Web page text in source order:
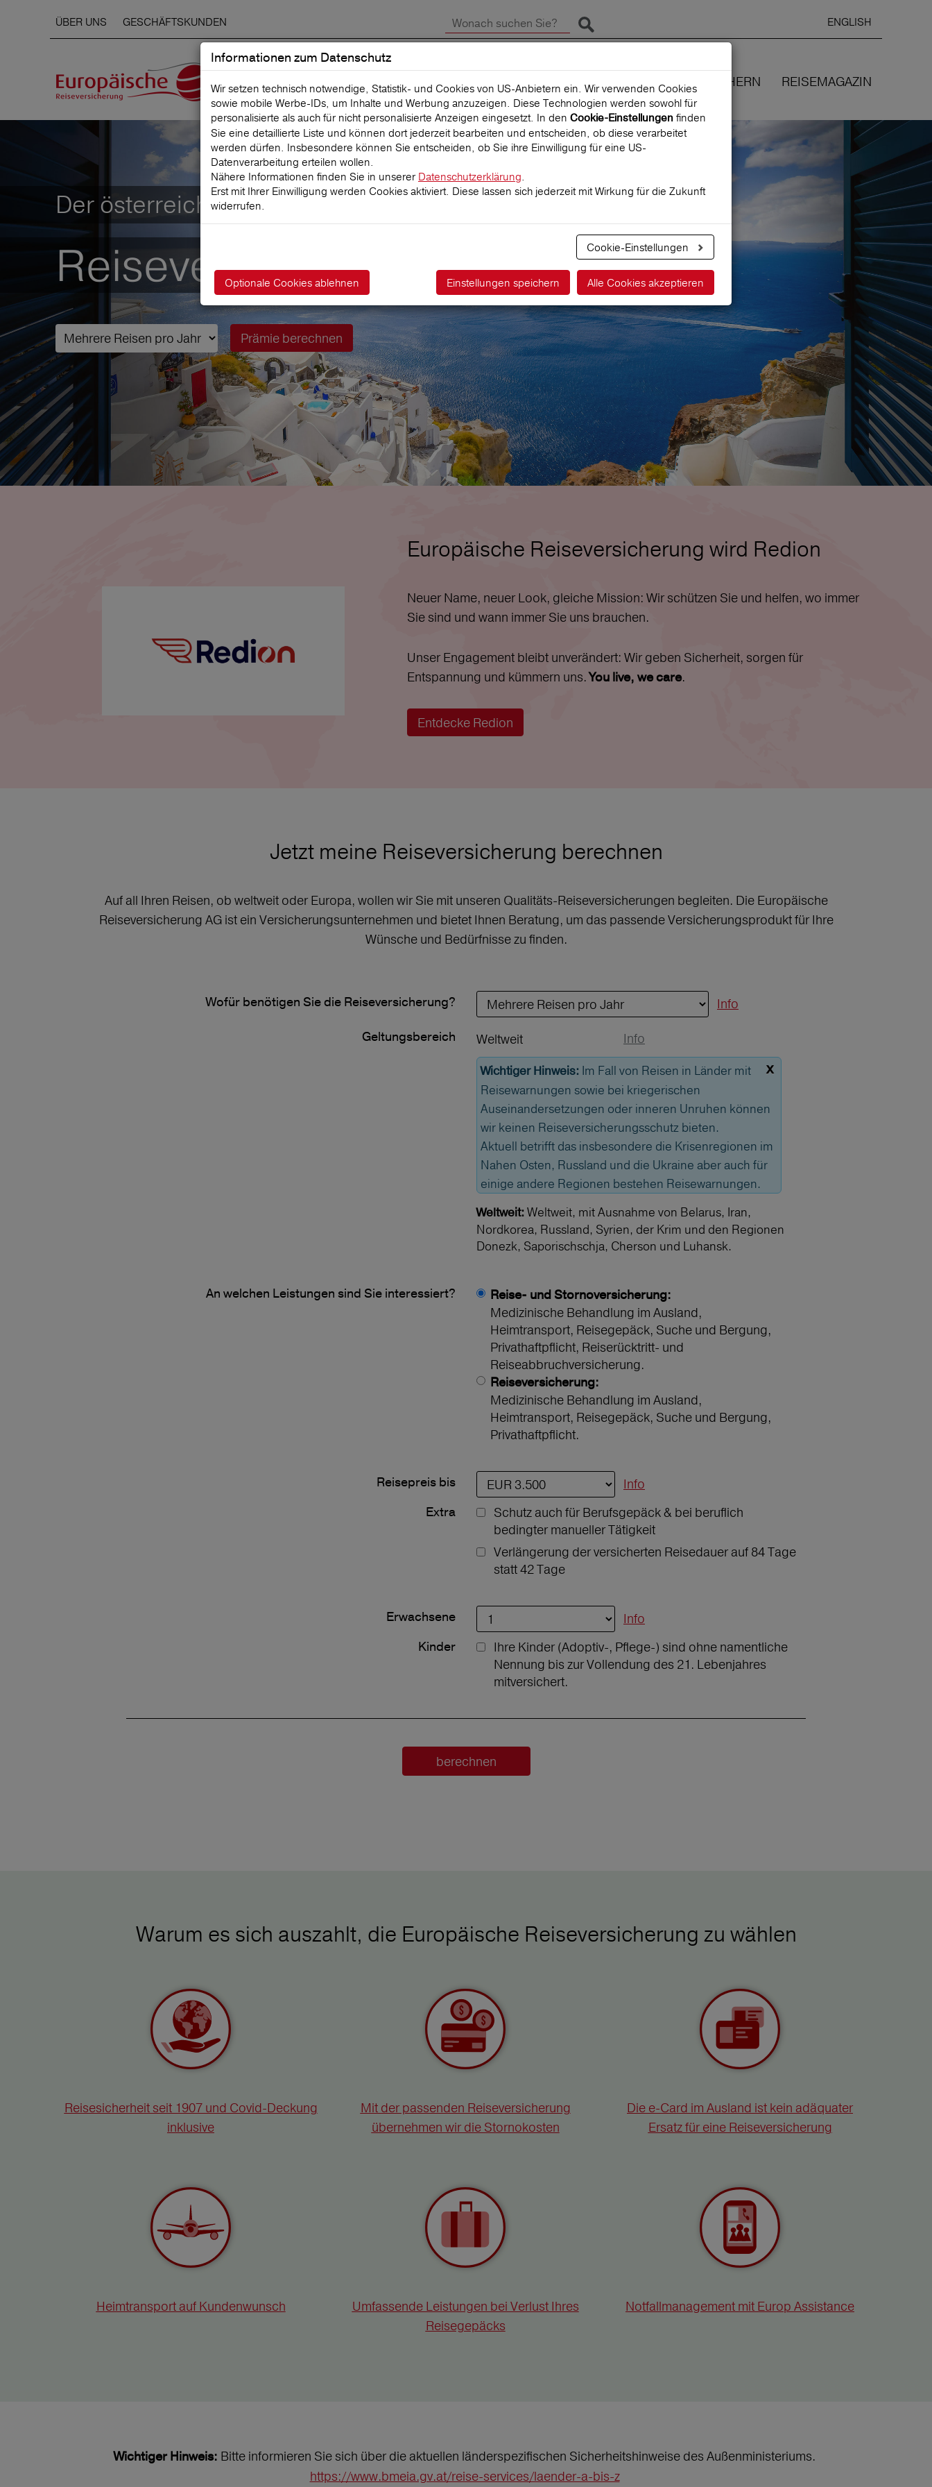
ÜBER UNS GESCHÄFTSKUNDEN
Suche starten
Ausgewählte
Sprache:
DEUTSCH
ENGLISH
SCHADEN MELDEN REISEVERSICHERUNGEN WIR VERSICHERN REISEMAGAZIN
Der österreichische Marktführer für
Reiseversicherungen
Prämie berechnen
Europäische Reiseversicherung wird Redion
Neuer Name, neuer Look, gleiche Mission: Wir schützen Sie und helfen, wo immer
Sie sind und wann immer Sie uns brauchen.
Unser Engagement bleibt unverändert: Wir geben Sicherheit, sorgen für
Entspannung und kümmern uns.You live, we care.
Entdecke Redion
Jetzt meine Reiseversicherung berechnen
Auf all Ihren Reisen, ob weltweit oder Europa, wollen wir Sie mit unseren Qualitäts-Reiseversicherungen begleiten. Die Europäische
Reiseversicherung AG ist ein Versicherungsunternehmen und bietet Ihnen Beratung, um das passende Versicherungsprodukt für Ihre
Wünsche und Bedürfnisse zu finden.
Wofür benötigen Sie die Reiseversicherung? Info
Geltungs­bereich Weltweit Info
x
Wichtiger Hinweis: Im Fall von Reisen in Länder mit
Reisewarnungen sowie bei kriegerischen
Auseinandersetzungen oder inneren Unruhen können
wir keinen Reiseversicherungsschutz bieten.
Aktuell betrifft das insbesondere die Krisenregionen im
Nahen Osten, Russland und die Ukraine aber auch für
einige andere Regionen bestehen Reisewarnungen.
Weltweit: Weltweit, mit Ausnahme von Belarus, Iran,
Nordkorea, Russland, Syrien, der Krim und den Regionen
Donezk, Saporischschja, Cherson und Luhansk.
An welchen Leistungen sind Sie interessiert?
Reise- und Stornoversicherung:
Medizinische Behandlung im Ausland,
Heimtransport, Reisegepäck, Suche und Bergung,
Privathaftpflicht, Reiserücktritt- und
Reiseabbruchversicherung.
Reiseversicherung:
Medizinische Behandlung im Ausland,
Heimtransport, Reisegepäck, Suche und Bergung,
Privathaftpflicht.
Reisepreis bis
Info
Extra
Schutz auch für Berufsgepäck & bei beruflich
bedingter manueller Tätigkeit
Verlängerung der versicherten Reisedauer auf 84 Tage
statt 42 Tage
Erwachsene
Info
Kinder
Ihre Kinder (Adoptiv-, Pflege-) sind ohne namentliche
Nennung bis zur Vollendung des 21. Lebenjahres
mitversichert.
berechnen
Warum es sich auszahlt, die Europäische Reiseversicherung zu wählen
Reisesicherheit seit 1907 und Covid-Deckung
inklusive
Mit der passenden Reiseversicherung
übernehmen wir die Stornokosten
Die e-Card im Ausland ist kein adäquater
Ersatz für eine Reiseversicherung
Heimtransport auf Kundenwunsch
Umfassende Leistungen bei Verlust Ihres
Reisegepäcks
Notfallmanagement mit Europ Assistance
Wichtiger Hinweis: Bitte informieren Sie sich über die aktuellen länderspezifischen Sicherheitshinweise des Außenministeriums.
https://www.bmeia.gv.at/reise-services/laender-a-bis-z
Informationen zum Datenschutz
Wir setzen technisch notwendige, Statistik- und Cookies von US-Anbietern ein. Wir verwenden Cookies
sowie mobile Werbe‑IDs, um Inhalte und Werbung anzuzeigen. Diese Technologien werden sowohl für
personalisierte als auch für nicht personalisierte Anzeigen eingesetzt. In den Cookie-Einstellungen finden
Sie eine detaillierte Liste und können dort jederzeit bearbeiten und entscheiden, ob diese verarbeitet
werden dürfen. Insbesondere können Sie entscheiden, ob Sie ihre Einwilligung für eine US-
Datenverarbeitung erteilen wollen.
Nähere Informationen finden Sie in unserer Datenschutzerklärung.
Erst mit Ihrer Einwilligung werden Cookies aktiviert. Diese lassen sich jederzeit mit Wirkung für die Zukunft
widerrufen.
Cookie-Einstellungen
Alle Cookies akzeptieren
Optionale Cookies ablehnen Einstellungen speichern